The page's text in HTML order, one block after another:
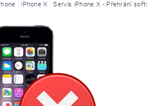
XIAOMI MI ECOSYSTEM
iPhone X Servis iPhone X - Přehrání